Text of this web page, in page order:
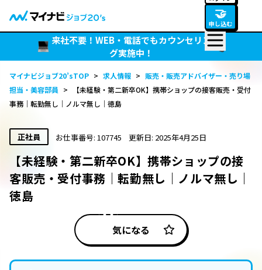
🤝
申し込む
来社不要！WEB・電話でもカウンセリン
グ実施中！
マイナビジョブ20’sTOP > 求人情報 > 販売・販売アドバイザー・売り場
担当・美容部員 >
【未経験・第二新卒OK】携帯ショップの接客販売・受付
事務｜転勤無し｜ノルマ無し｜徳島
正社員 お仕事番号: 107745 更新日: 2025年4月25日
【未経験・第二新卒OK】携帯ショップの接
客販売・受付事務｜転勤無し｜ノルマ無し｜
徳島
気になる